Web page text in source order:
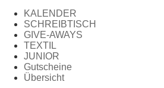
KALENDER
SCHREIBTISCH
GIVE-AWAYS
TEXTIL
JUNIOR
Gutscheine
Übersicht